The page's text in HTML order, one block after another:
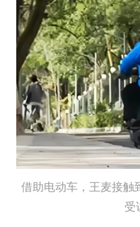
借助电动车，王麦接触
受